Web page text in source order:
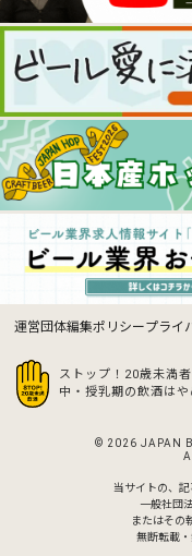
運営団体編集ポリシープライ
ストップ！20歳未満
中・授乳期の飲酒はや
© 2026 JAPAN
当サイトの、
一般社団
またはその
無断転載・